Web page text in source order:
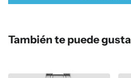
También te puede